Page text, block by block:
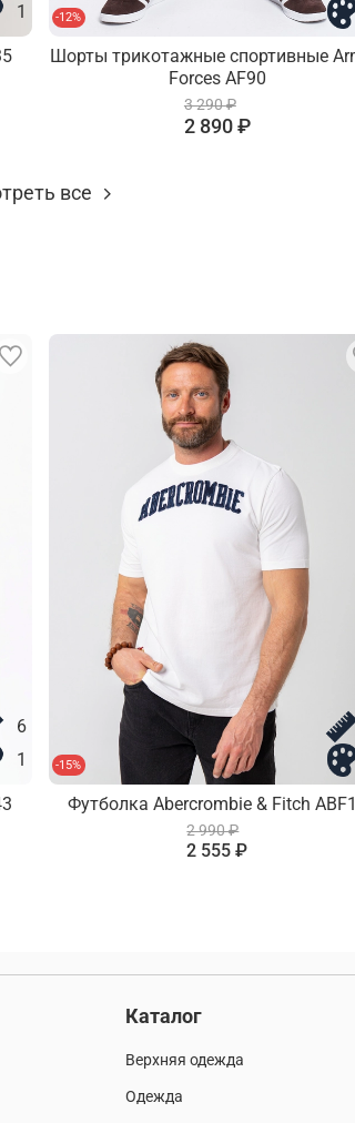
1
-12%
Шорты трикотажные спортивные
Forces AF90
3 290 ₽
2 890 ₽
все
6
1
-15%
Футболка Abercrombie & Fitch
2 990 ₽
2 555 ₽
Каталог
Верхняя одежда
Одежда